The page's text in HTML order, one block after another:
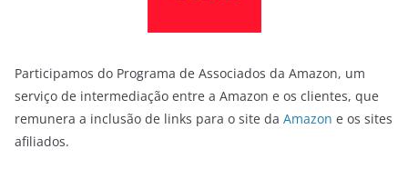
Participamos do Programa de Associados da Amazon, um
serviço de intermediação entre a Amazon e os clientes, que
remunera a inclusão de links para o site da Amazon e os sites
afiliados.